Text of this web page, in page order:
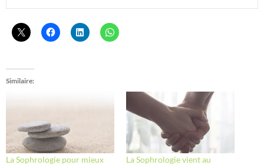
Similaire
La Sophrologie pour mieux
La Sophrologie vient au